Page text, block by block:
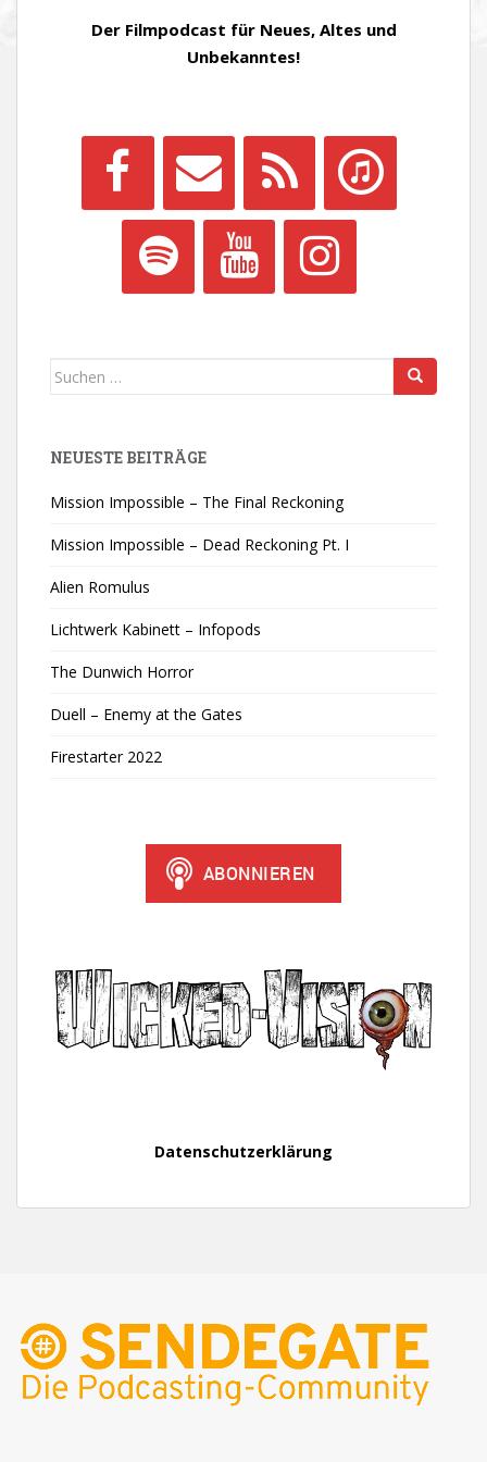
Der Filmpodcast für Neues, Altes und
Unbekanntes!
Suchen
NEUESTE BEITRÄGE
Mission Impossible – The Final Reckoning
Mission Impossible – Dead Reckoning Pt. I
Alien Romulus
Lichtwerk Kabinett – Infopods
The Dunwich Horror
Duell – Enemy at the Gates
Firestarter 2022
Datenschutzerklärung